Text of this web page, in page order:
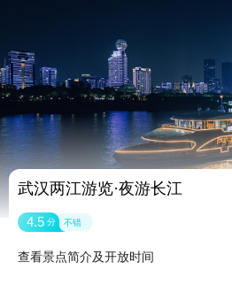
武汉两江游览·夜游长江
4.5 分 不错
查看景点简介及开放时间